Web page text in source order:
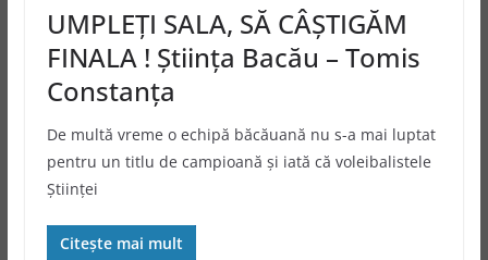
UMPLEŢI SALA, SĂ CÂŞTIGĂM
FINALA ! Ştiinţa Bacău – Tomis
Constanţa
De multă vreme o echipă băcăuană nu s-a mai luptat
pentru un titlu de campioană şi iată că voleibalistele
Ştiinţei
Citește mai mult